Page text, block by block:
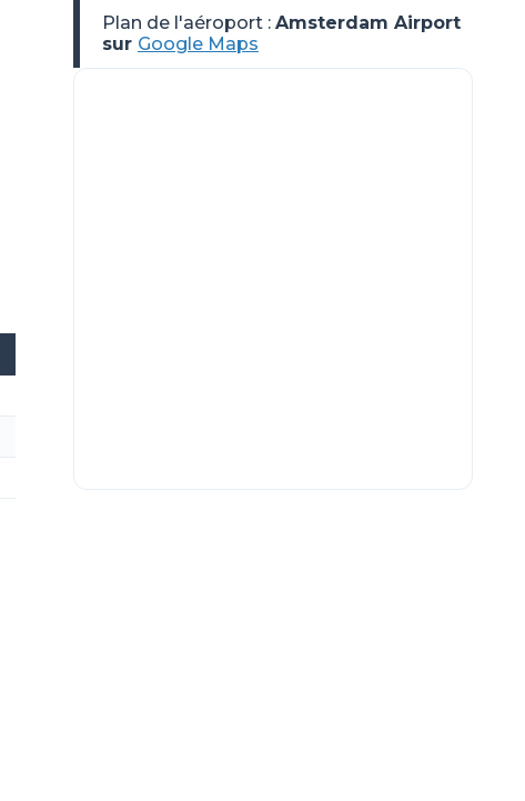
Plan de l'aéroport : Amsterdam Airport
sur Google Maps